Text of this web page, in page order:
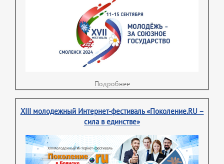
Подробнее
XIII молодежный Интернет-фестиваль «Поколение.RU –
сила в единстве»